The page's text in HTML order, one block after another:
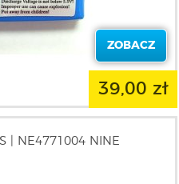
ZOBACZ
39,00 zł
| NE4771004 NINE